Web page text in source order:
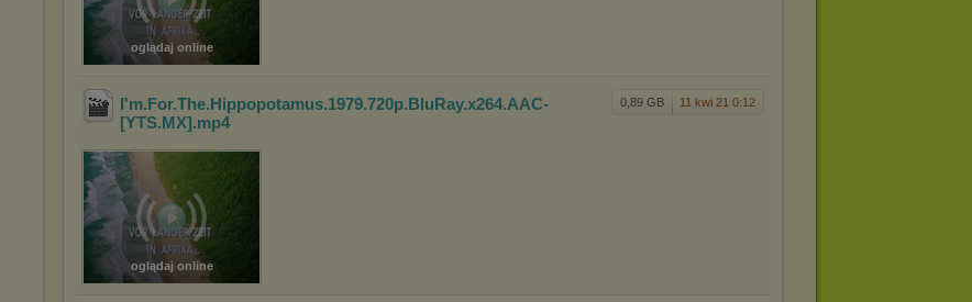
oglądaj online
0,89 GB 11 kwi 21 0:12
I'm.For.The.Hippopotamus.1979.720p.BluRay.x264.AAC-
[YTS.MX] .mp4
oglądaj online